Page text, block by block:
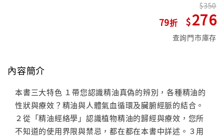
79
350
276
查詢門市庫存
內容簡介
本書三大特色 １帶您認識精油真偽的辨別，各種精油的
性狀與療效？精油與人體氣血循環及臟腑經脈的結合。
２從「精油經絡學」認識植物精油的歸經與療效，您所
不知道的使用界限與禁忌，都在都在本書中詳述。３用